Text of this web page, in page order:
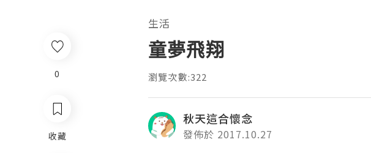
生活
童夢飛翔
瀏覽次數:322
秋天這合懷念
發佈於 2017.10.27
0
收藏